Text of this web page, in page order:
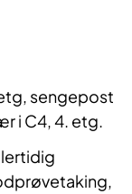
sengepost
i C4, 4. etg.